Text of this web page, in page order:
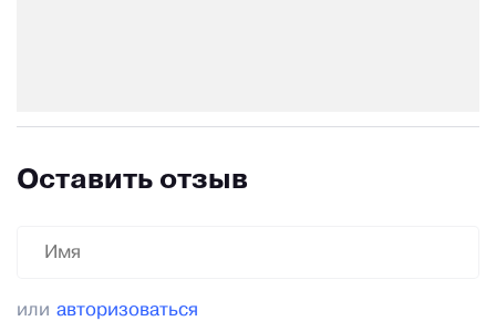
Оставить отзыв
или авторизоваться